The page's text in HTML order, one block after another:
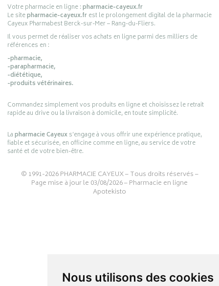
Nous utilisons des cookies
Votre pharmacie en ligne :pharmacie-cayeux.fr
Le sitepharmacie-cayeux.frest le prolongement digital de la pharmacie
Cayeux Pharmabest Berck-sur-Mer – Rang-du-Fliers.
Il vous permet de réaliser vos achats en ligne parmi des milliers de
références en :
-pharmacie,
-parapharmacie,
-diététique,
-produits vétérinaires.
Commandez simplement vos produits en ligne et choisissez le retrait
rapide au drive ou la livraison à domicile, en toute simplicité.
Lapharmacie Cayeuxs’engage à vous offrir une expérience pratique,
fiable et sécurisée, en officine comme en ligne, au service de votre
santé et de votre bien-être.
© 1991-2026PHARMACIE CAYEUX– Tous droits réservés –
Page mise à jour le 03/08/2026 –Pharmacie en ligne
Apotekisto